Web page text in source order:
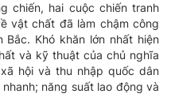
chiến, hai cuộc chiến tranh
vật chất đã làm chậm công
Khó khăn lớn nhất hiện
và kỹ thuật của chủ nghĩa
hội và thu nhập quốc dân
năng suất lao động và